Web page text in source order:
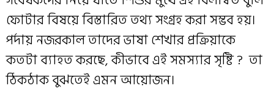
ফোটার বিষয়ে বিস্তারিত তথ্য সংগ্রহ করা সম্ভব হয়।
পর্দায় নজরকাল তাদের ভাষা শেখার প্রক্রিয়াকে
কতটা ব্যাহত করছে, কীভাবে এই সমস্যার সৃষ্টি ? তা
ঠিকঠাক বুঝতেই এমন আয়োজন।